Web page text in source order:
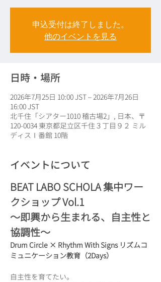
申込受付は終了しました。
他のイベントを見る
日時・場所
2026年7月25日 10:00 JST – 2026年7月26日
16:00 JST
北千住「シアター1010 稽古場2」, 日本、〒
120-0034 東京都足立区千住３丁目９２ ミル
ディスⅠ番館 10階
イベントについて
BEAT LABO SCHOLA 集中ワー
クショップ Vol.1
〜即興から生まれる、自主性と
協調性〜
Drum Circle × Rhythm With Signs リズムコ
ミュニケーション教育（2Days）
自主性を育てたい。